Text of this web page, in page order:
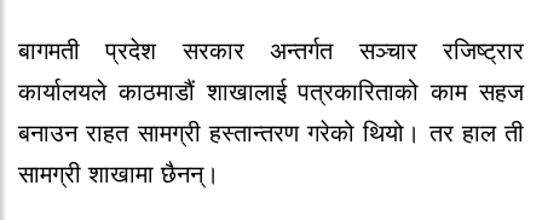
बागमती प्रदेश सरकार अन्तर्गत सञ्चार रजिष्ट्रार
कार्यालयले काठमाडौं शाखालाई पत्रकारिताको काम सहज
बनाउन राहत सामग्री हस्तान्तरण गरेको थियो। तर हाल ती
सामग्री शाखामा छैनन्।